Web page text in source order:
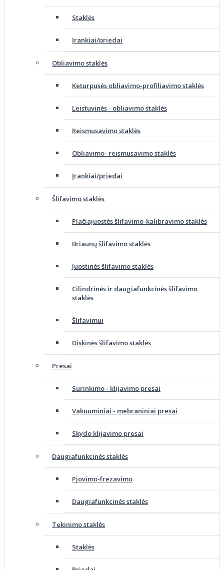
Staklės
Įrankiai/priedai
Obliavimo staklės
Keturpusės obliavimo-profiliavimo staklės
Leistuvinės - obliavimo staklės
Reismusavimo staklės
Obliavimo- reismusavimo staklės
Įrankiai/priedai
Šlifavimo staklės
Plačiajuostės šlifavimo-kalibravimo staklės
Briaunų šlifavimo staklės
Juostinės šlifavimo staklės
Cilindrinės ir daugiafunkcinės šlifavimo
staklės
Šlifavimui
Diskinės šlifavimo staklės
Presai
Surinkimo - klijavimo presai
Vakuuminiai - mebraniniai presai
Skydo klijavimo presai
Daugiafunkcinės staklės
Pjovimo-frezavimo
Daugiafunkcinės staklės
Tekinimo staklės
Staklės